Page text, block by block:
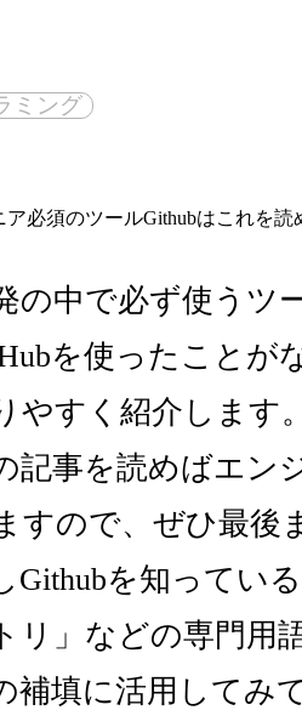
ミング
の中で必ず使うツ
を使ったことが
やすく紹介します
記事を読めばエン
すので、ぜひ最後
Githubを知ってい
リ」などの専門用
補填に活用してみ